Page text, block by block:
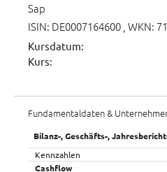
Sap
ISIN: DE0007164600 , WKN:
Kursdatum:
Kurs:
Fundamentaldaten &
Bilanz-, Geschäfts-,
Kennzahlen
Cashflow